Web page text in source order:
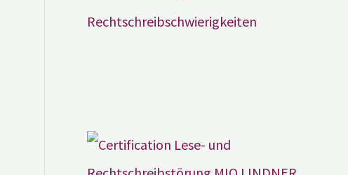
Rechtschreibschwierigkeiten